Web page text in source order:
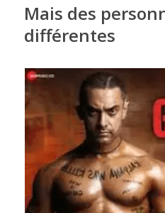
Mais des
différentes